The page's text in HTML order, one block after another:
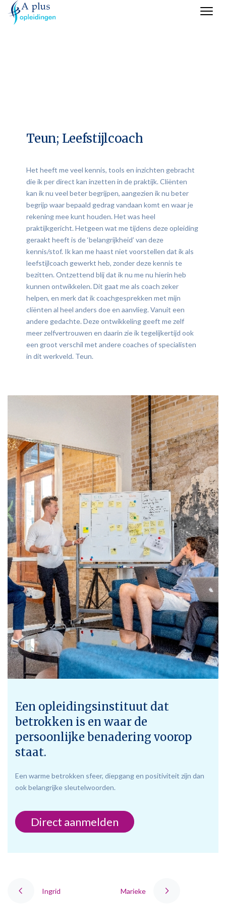
Teun; Leefstijlcoach
Het heeft me veel kennis, tools en inzichten gebracht
die ik per direct kan inzetten in de praktijk. Cliënten
kan ik nu veel beter begrijpen, aangezien ik nu beter
begrijp waar bepaald gedrag vandaan komt en waar je
rekening mee kunt houden. Het was heel
praktijkgericht. Hetgeen wat me tijdens deze opleiding
geraakt heeft is de ‘belangrijkheid’ van deze
kennis/stof. Ik kan me haast niet voorstellen dat ik als
leefstijlcoach gewerkt heb, zonder deze kennis te
bezitten. Ontzettend blij dat ik nu me nu hierin heb
kunnen ontwikkelen. Dit gaat me als coach zeker
helpen, en merk dat ik coachgesprekken met mijn
cliënten al heel anders doe en aanvlieg. Vanuit een
andere gedachte. Deze ontwikkeling geeft me zelf
meer zelfvertrouwen en daarin zie ik tegelijkertijd ook
een groot verschil met andere coaches of specialisten
in dit werkveld. Teun.
Een opleidingsinstituut dat
betrokken is en waar de
persoonlijke benadering voorop
staat.
Een warme betrokken sfeer, diepgang en positiviteit zijn dan
ook belangrijke sleutelwoorden.
Direct aanmelden
Ingrid Marieke